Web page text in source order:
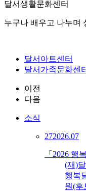
달서생활문화센터
누구나 배우고 나누며
달서아트센터
달서가족문화센
이전
다음
소식
272026.07
「2026 행
(재)
행복
원(후